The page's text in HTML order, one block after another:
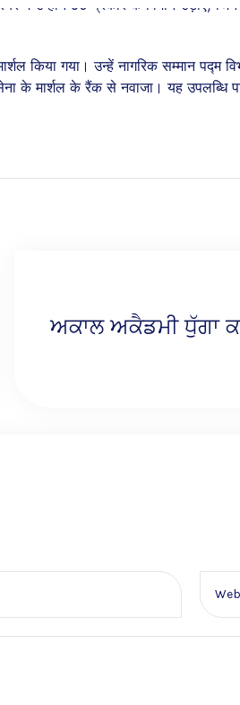
60 प्रकार के विमान उड़ाए, जिनमें
किया गया। उन्हें नागरिक सम्मान पद्म
के मार्शल के रैंक से नवाजा। यह उपलब्धि
ਅਕਾਲ ਅਕੈਡਮੀ ਧੁੱਗਾ